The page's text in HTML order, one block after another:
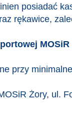
posiadać
rękawice,
przy
Żory, ul.